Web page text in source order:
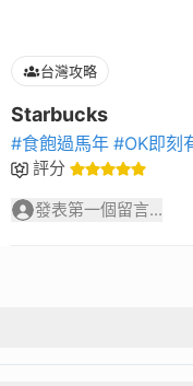
台灣攻略
Starbucks
#食飽過馬年 #OK即刻
評分
發表第一個留言...